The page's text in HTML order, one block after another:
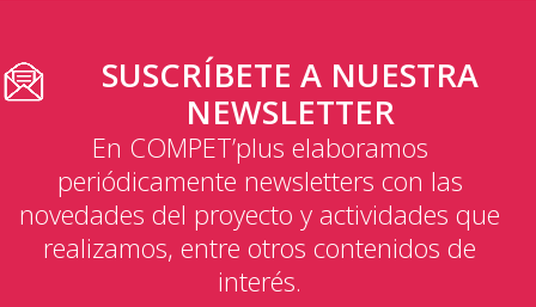
SUSCRÍBETE A NUESTRA
NEWSLETTER
En COMPET’plus elaboramos
periódicamente newsletters con las
novedades del proyecto y actividades que
realizamos, entre otros contenidos de
interés.